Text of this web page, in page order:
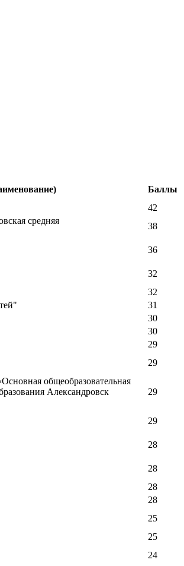
Баллы
42
средняя
38
36
32
32
31
30
30
29
29
общеобразовательная
Александровск
29
29
28
28
28
28
25
25
24